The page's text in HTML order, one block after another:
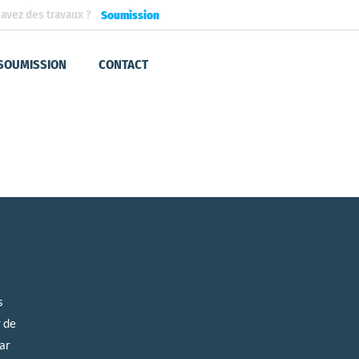
des travaux ? Soumission
CONTACT
de